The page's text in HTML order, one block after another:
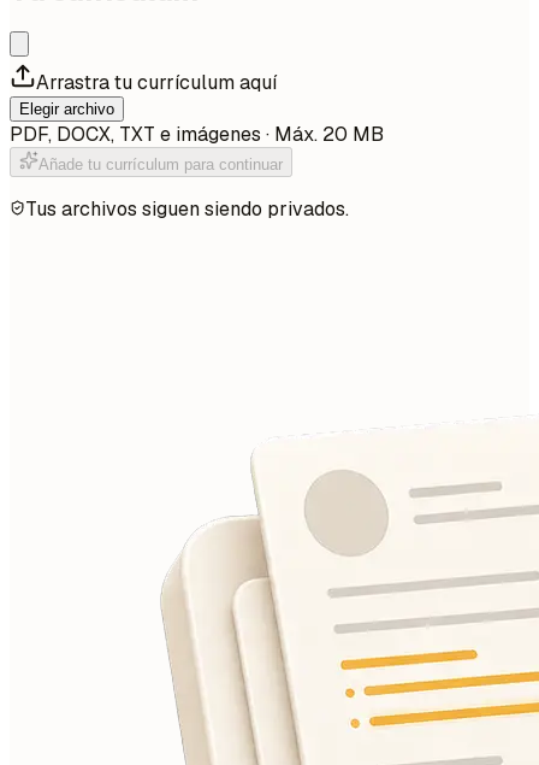
Arrastra tu currículum aquí
Elegir archivo
PDF, DOCX, TXT e imágenes · Máx. 20 MB
Añade tu currículum para continuar
Tus archivos siguen siendo privados.